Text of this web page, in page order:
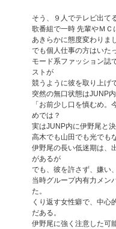
そう、９人でテレビ出て
歌番組で一時 先輩やＭＣ
あきらかに態度変わりま
でも個人仕事の方はいた
モード系ファッション誌
ストが
競うように彼を取り上げ
突然の無口状態はJUNP
「お前少し口を慎むめ
めでは？
実はJUNP内に伊野尾と
高木でも山田でも光でも
伊野尾の長い低迷期は、
があるが
でも、彼を許さず、嫌い
当時グループ内有力メン
た。
くり返す女性癖で、中心
だある。
伊野尾に強く注意した可